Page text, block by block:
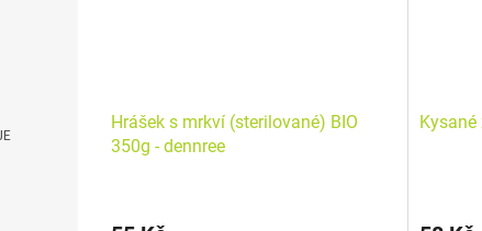
Hrášek s mrkví (sterilované) BIO
350g - dennree
Kysané